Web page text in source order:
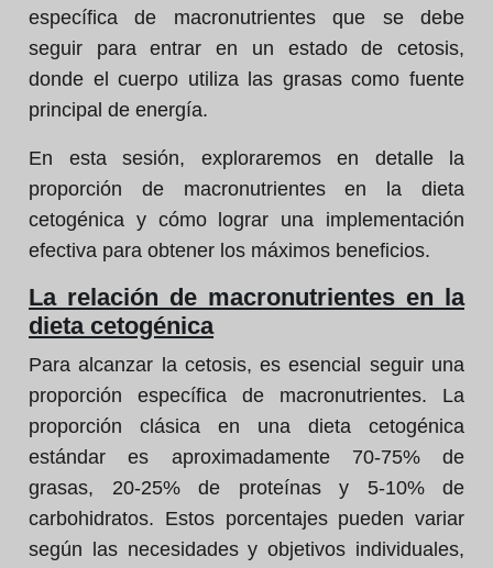
específica de macronutrientes que se debe
seguir para entrar en un estado de cetosis,
donde el cuerpo utiliza las grasas como fuente
principal de energía.
En esta sesión, exploraremos en detalle la
proporción de macronutrientes en la dieta
cetogénica y cómo lograr una implementación
efectiva para obtener los máximos beneficios.
La relación de macronutrientes en la
dieta cetogénica
Para alcanzar la cetosis, es esencial seguir una
proporción específica de macronutrientes. La
proporción clásica en una dieta cetogénica
estándar es aproximadamente 70-75% de
grasas, 20-25% de proteínas y 5-10% de
carbohidratos. Estos porcentajes pueden variar
según las necesidades y objetivos individuales,